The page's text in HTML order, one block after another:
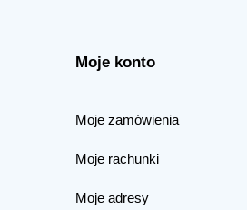
Moje konto
Moje zamówienia
Moje rachunki
Moje adresy